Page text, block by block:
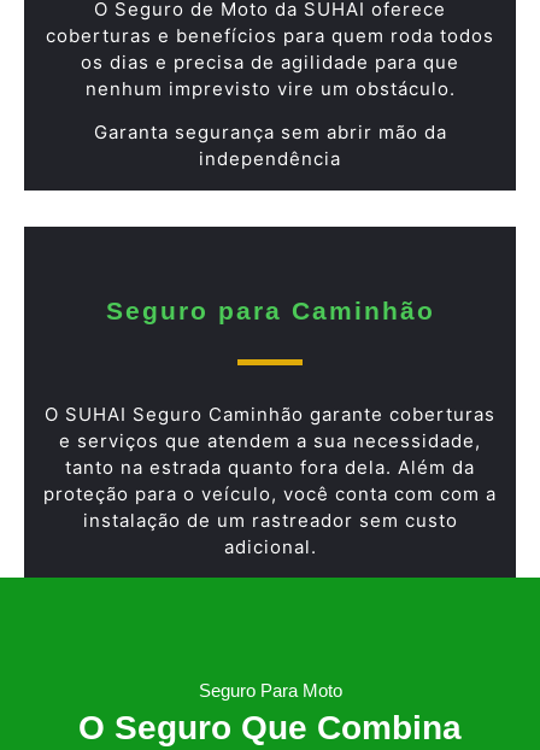
O Seguro de Moto da SUHAI oferece
coberturas e benefícios para quem roda todos
os dias e precisa de agilidade para que
nenhum imprevisto vire um obstáculo.
Garanta segurança sem abrir mão da
independência
Seguro para Caminhão
O SUHAI Seguro Caminhão garante coberturas
e serviços que atendem a sua necessidade,
tanto na estrada quanto fora dela. Além da
proteção para o veículo, você conta com com a
instalação de um rastreador sem custo
adicional.
Seguro Para Moto
O Seguro Que Combina